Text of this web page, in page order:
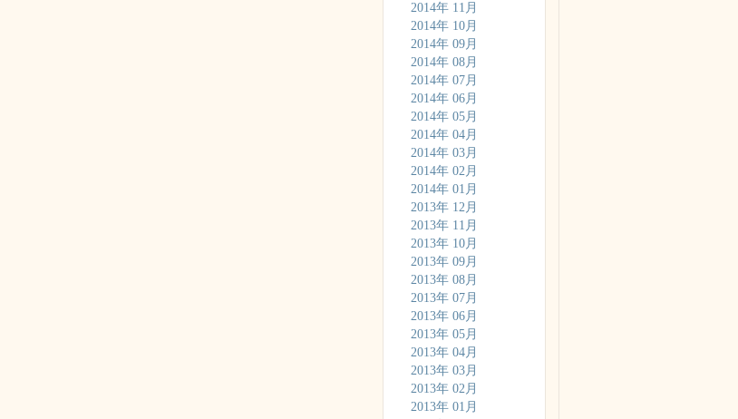
2014年 11月
2014年 10月
2014年 09月
2014年 08月
2014年 07月
2014年 06月
2014年 05月
2014年 04月
2014年 03月
2014年 02月
2014年 01月
2013年 12月
2013年 11月
2013年 10月
2013年 09月
2013年 08月
2013年 07月
2013年 06月
2013年 05月
2013年 04月
2013年 03月
2013年 02月
2013年 01月